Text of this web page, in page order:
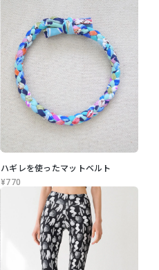
ハギレを使ったマットベルト
¥770